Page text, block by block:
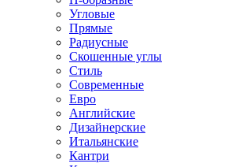
Угловые
Прямые
Радиусные
Скошенные углы
Стиль
Современные
Евро
Английские
Дизайнерские
Итальянские
Кантри